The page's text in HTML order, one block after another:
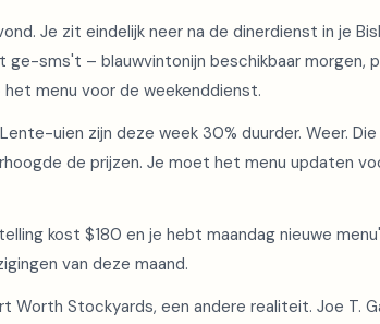
Je zit eindelijk neer na de dinerdienst in je
sms't – blauwvintonijn beschikbaar morgen,
menu voor de weekenddienst.
uien zijn deze week 30% duurder. Weer.
de prijzen. Je moet het menu updaten
kost $180 en je hebt maandag nieuwe
van deze maand.
Worth Stockyards, een andere realiteit. Joe T.